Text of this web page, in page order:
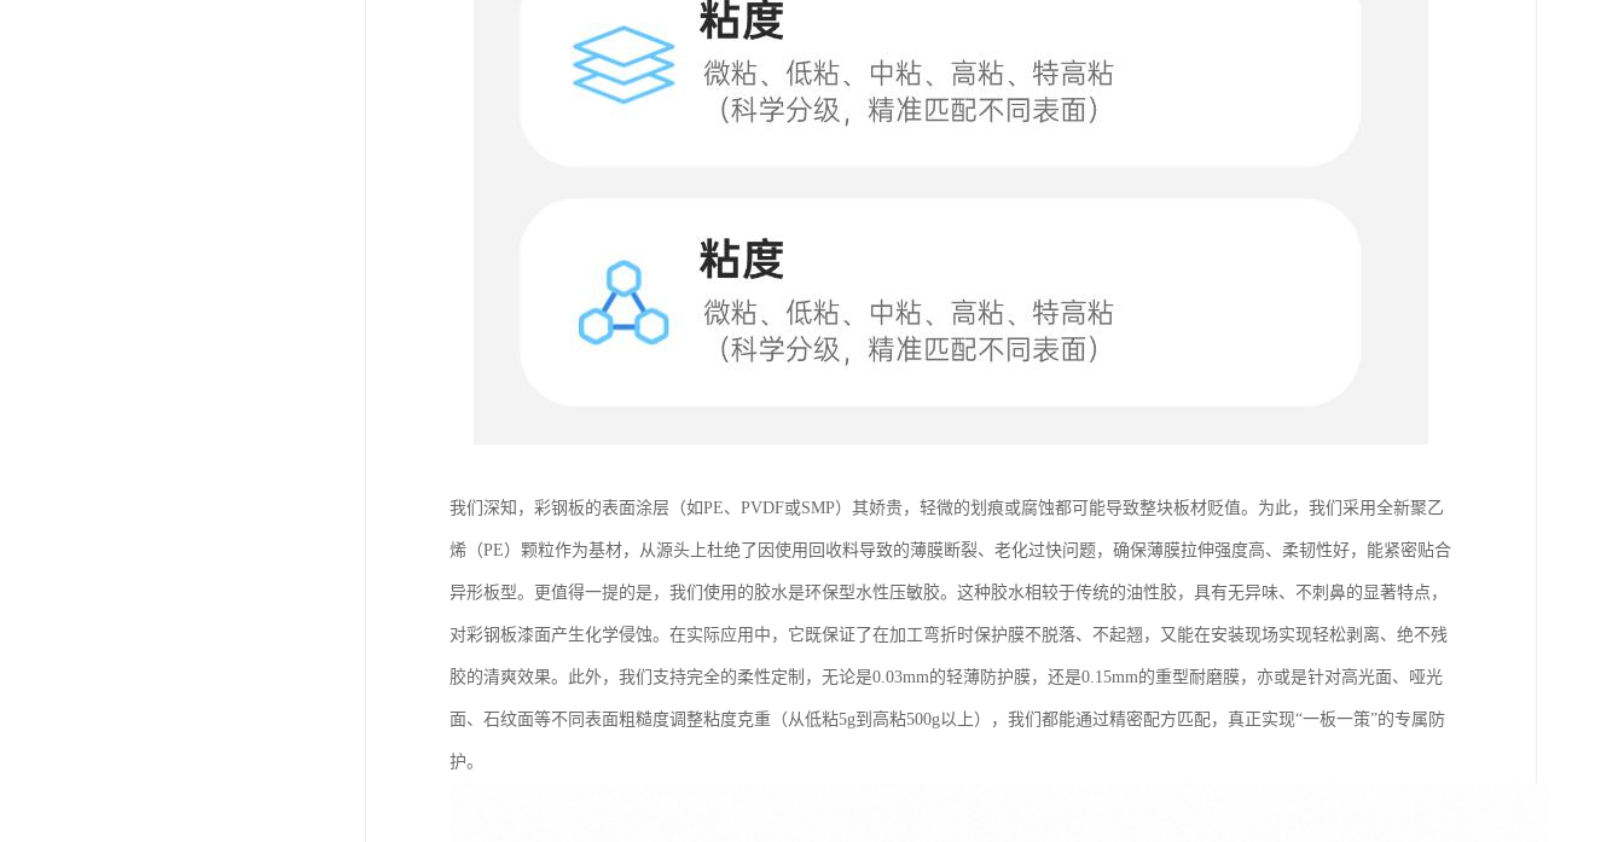
我们深知，彩钢板的表面涂层（如PE、PVDF或SMP）其娇贵，轻微的划痕或腐蚀都可能导致整块板材贬值。为此，我们采用全新聚乙
烯（PE）颗粒作为基材，从源头上杜绝了因使用回收料导致的薄膜断裂、老化过快问题，确保薄膜拉伸强度高、柔韧性好，能紧密贴合
异形板型。更值得一提的是，我们使用的胶水是环保型水性压敏胶。这种胶水相较于传统的油性胶，具有无异味、不刺鼻的显著特点，
对彩钢板漆面产生化学侵蚀。在实际应用中，它既保证了在加工弯折时保护膜不脱落、不起翘，又能在安装现场实现轻松剥离、绝不残
胶的清爽效果。此外，我们支持完全的柔性定制，无论是0.03mm的轻薄防护膜，还是0.15mm的重型耐磨膜，亦或是针对高光面、哑光
面、石纹面等不同表面粗糙度调整粘度克重（从低粘5g到高粘500g以上），我们都能通过精密配方匹配，真正实现“一板一策”的专属防
护。